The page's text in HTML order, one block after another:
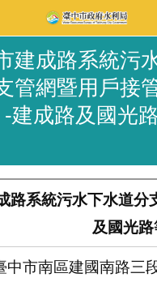
建成路系統污
管網暨用戶接
-建成路及國光
路系統污水下水道
及國光
中市南區建國南路三